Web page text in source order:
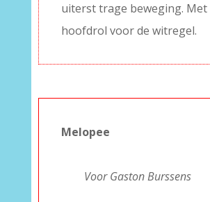
uiterst trage beweging. Met
hoofdrol voor de witregel.
Melopee
Voor Gaston Burssens